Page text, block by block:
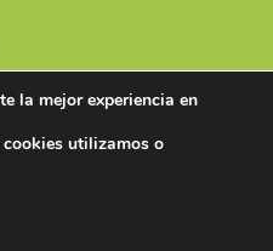
la mejor experiencia en
cookies utilizamos o